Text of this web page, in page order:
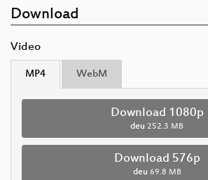
Download
Video
MP4 WebM
Download 1080p
deu 252.3 MB
Download 576p
deu 69.8 MB